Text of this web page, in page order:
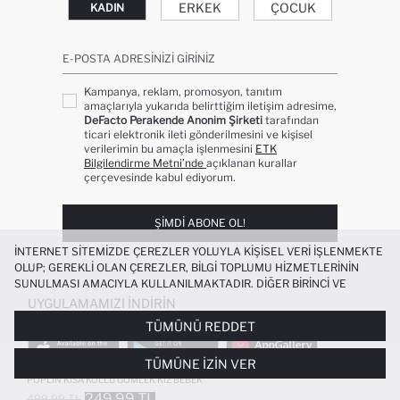
%100 PAMUK DANTEL YAKA FLAMLI
POPLIN KISA KOLLU GÖMLEK KIZ BEBEK
KADIN ERKEK ÇOCUK
E-POSTA ADRESINIZI GIRINIZ
Kampanya, reklam, promosyon, tanıtım
amaçlarıyla yukarıda belirttiğim iletişim adresime,
DeFacto Perakende Anonim Şirketi tarafından
ticari elektronik ileti gönderilmesini ve kişisel
verilerimin bu amaçla işlenmesini ETK
Bilgilendirme Metni’nde açıklanan kurallar
çerçevesinde kabul ediyorum.
ŞIMDI ABONE OL!
UYGULAMAMIZI İNDIRIN
İNTERNET SITEMIZDE ÇEREZLER YOLUYLA KIŞISEL VERI IŞLENMEKTE
OLUP; GEREKLI OLAN ÇEREZLER, BILGI TOPLUMU HIZMETLERININ
SUNULMASI AMACIYLA KULLANILMAKTADIR. DIĞER BIRINCI VE
ÜÇÜNCÜ TARAF ÇEREZLER ISE SIZE DAHA IYI BIR ALIŞVERIŞ
DENEYIMI SUNULABILMESI, SITEMIZIN DAHA IŞLEVSEL KILINMASI VE
KIŞISELLEŞTIRMESI VE AÇIK RIZA VERMENIZ HALINDE, SIZLERE
YÖNELIK PAZARLAMA FAALIYETLERININ YAPILMASI AMAÇLARIYLA
SINIRLI OLARAK KULLANILACAKTIR. ÇEREZLERE DAIR TERCIHLERINIZI
ÇEREZ TERCIHLERIPANELI ARACILIĞIYLA HER ZAMAN YÖNETEBILIR,
ÇEREZLERLE ILGILI DAHA DETAYLI BILGIYE
TÜMÜNÜ REDDET
TÜMÜNE İZIN VER